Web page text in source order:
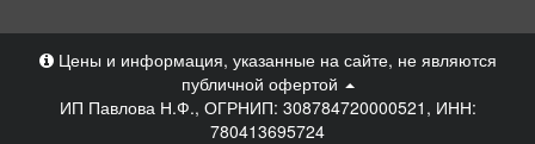
Цены и информация, указанные на сайте, не являются
публичной офертой
ИП Павлова Н.Ф., ОГРНИП: 308784720000521, ИНН:
780413695724